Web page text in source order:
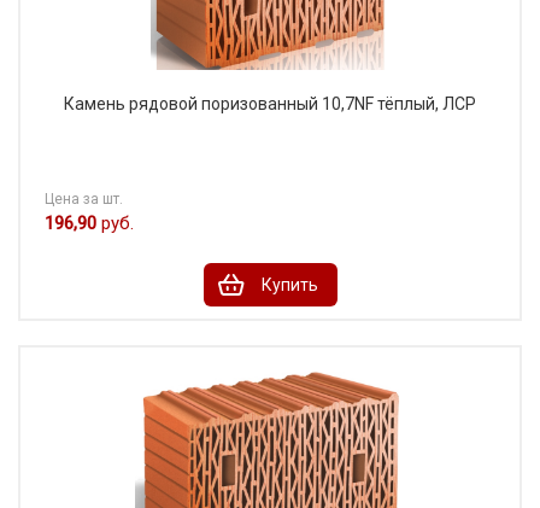
Камень рядовой поризованный 10,7NF тёплый, ЛСР
Цена за шт.
196,90 руб.
Купить